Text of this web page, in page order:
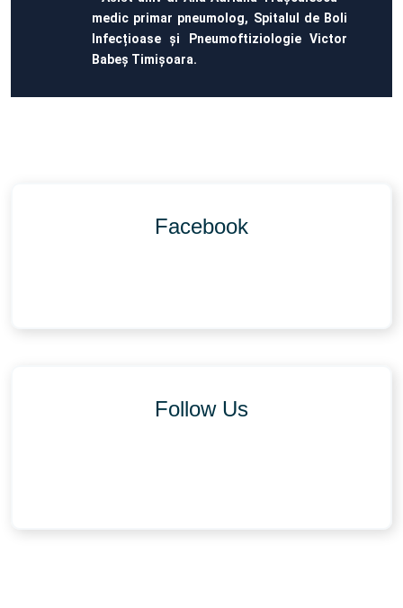
medic primar pneumolog, Spitalul de Boli
Infecțioase și Pneumoftiziologie Victor
Babeș Timișoara.
Facebook
Follow Us